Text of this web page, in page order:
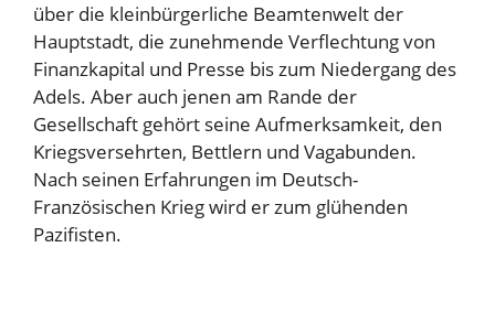
über die kleinbürgerliche Beamtenwelt der
Hauptstadt, die zunehmende Verflechtung von
Finanzkapital und Presse bis zum Niedergang des
Adels. Aber auch jenen am Rande der
Gesellschaft gehört seine Aufmerksamkeit, den
Kriegsversehrten, Bettlern und Vagabunden.
Nach seinen Erfahrungen im Deutsch-
Französischen Krieg wird er zum glühenden
Pazifisten.